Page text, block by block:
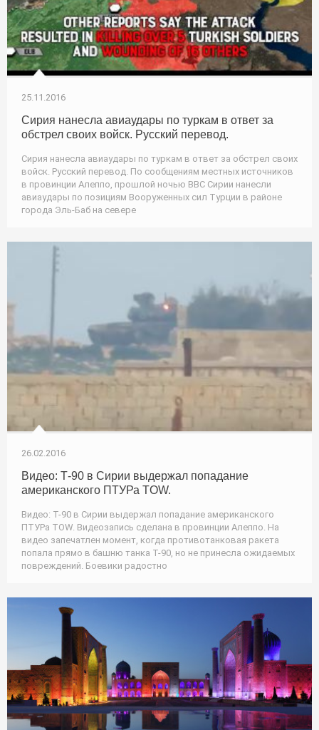
25.11.2016
Сирия нанесла авиаудары по туркам в ответ за
обстрел своих войск. Русский перевод.
Сирия нанесла авиаудары по туркам в ответ за обстрел своих
войск. Русский перевод. По сообщениям местных источников
в провинции Алеппо, прошлой ночью ВВС Сирии нанесли
авиаудары по позициям Вооруженных сил Турции в районе
города Эль-Баб на севере
26.02.2016
Видео: Т-90 в Сирии выдержал попадание
американского ПТУРа TOW.
Видео: Т-90 в Сирии выдержал попадание американского
ПТУРа TOW. Видеозапись сделана в провинции Алеппо. На
видео запечатлен момент, когда противотанковая ракета
попала прямо в башню танка Т-90, но не принесла ожидаемых
повреждений. Боевики радостно